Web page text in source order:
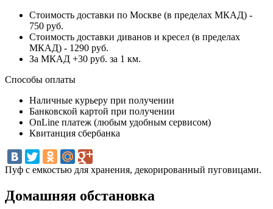
Стоимость доставки по Москве (в пределах МКАД) -
750 руб.
Стоимость доставки диванов и кресел (в пределах
МКАД) - 1290 руб.
За МКАД +30 руб. за 1 км.
Способы оплаты
Наличные курьеру при получении
Банковской картой при получении
OnLine платеж (любым удобным сервисом)
Квитанция сбербанка
Пуф с емкостью для хранения, декорированный пуговицами.
Домашняя обстановка